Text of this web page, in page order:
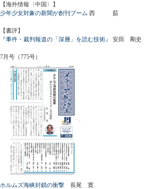
【海外情報〈中国〉】
少年少女対象の新聞が創刊ブーム 西 茹
【書評】
『事件・裁判報道の「深層」を読む技術』
安田 剛史
7月号（775号）
ホルムズ海峡封鎖の衝撃 長尾 寛